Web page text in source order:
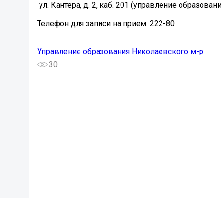
ул. Кантера, д. 2, каб. 201 (управление
Телефон для записи на прием: 222-80
Управление образования Николаевского м-р
30